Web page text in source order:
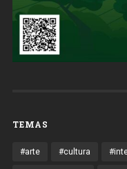
TEMAS
#arte #cultura